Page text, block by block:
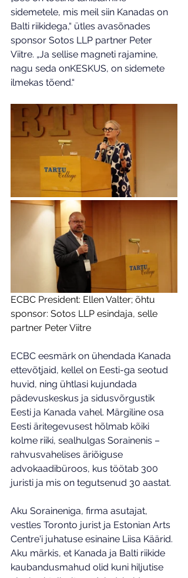
sidemetele, mis meil siin Kanadas on
Balti riikidega,“ ütles avasõnades
sponsor Sotos LLP partner Peter
Viitre. „Ja sellise magneti rajamine,
nagu seda onKESKUS, on sidemete
ilmekas tõend.“
ECBC President: Ellen Valter; õhtu
sponsor: Sotos LLP esindaja, selle
partner Peter Viitre
ECBC eesmärk on ühendada Kanada
ettevõtjaid, kellel on Eesti-ga seotud
huvid, ning ühtlasi kujundada
pädevuskeskus ja sidusvõrgustik
Eesti ja Kanada vahel. Märgiline osa
Eesti äritegevusest hõlmab kõiki
kolme riiki, sealhulgas Sorainenis –
rahvusvahelises äriõiguse
advokaadibüroos, kus töötab 300
juristi ja mis on tegutsenud 30 aastat.
Aku Soraineniga, firma asutajat,
vestles Toronto jurist ja Estonian Arts
Centre'i juhatuse esinaine Liisa Käärid.
Aku märkis, et Kanada ja Balti riikide
kaubandusmahud olid kuni hiljutise